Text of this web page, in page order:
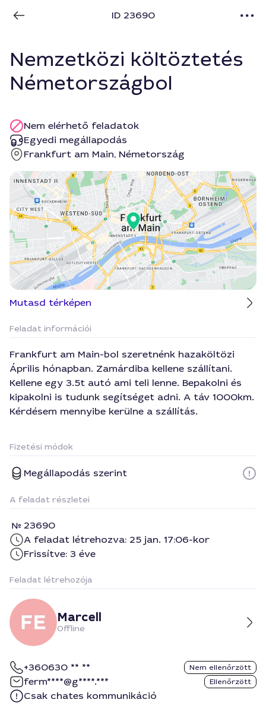
ID 23690
Nemzetközi költöztetés
Németországbol
Nem elérhető feladatok
Egyedi megállapodás
Frankfurt am Main, Németország
Mutasd térképen
Feladat információi
Frankfurt am Main-bol szeretnénk hazaköltözi
Április hónapban. Zamárdiba kellene szállítani.
Kellene egy 3.5t autó ami teli lenne. Bepakolni és
kipakolni is tudunk segítséget adni. A táv 1000km.
Kérdésem mennyibe kerülne a szállítás.
Fizetési módok
Megállapodás szerint
A feladat részletei
23690
A feladat létrehozva: 25 jan. 17:06-kor
Frissítve: 3 éve
Feladat létrehozója
Marcell
Offline
+360630 ** ** Nem ellenőrzött
ferm****@g****.*** Ellenőrzött
Csak chates kommunikáció